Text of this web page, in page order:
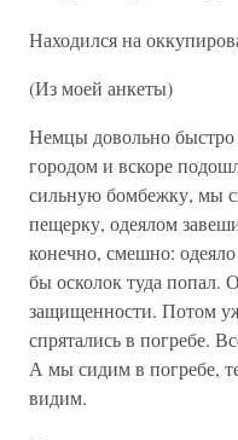
Находился на
(Из моей анкеты)
Немцы довольно быстро
городом и вскоре
сильную бомбежку, мы
пещерку, одеялом
конечно, смешно:
бы осколок туда
защищенности. Потом
спрятались в погребе.
А мы сидим в погребе,
видим.